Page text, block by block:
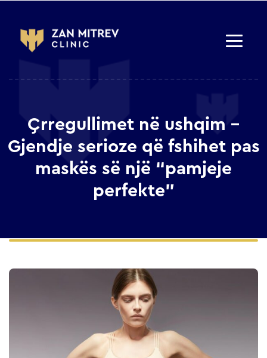
Çrregullimet në ushqim –
Gjendje serioze që fshihet pas
maskës së një “pamjeje
perfekte”